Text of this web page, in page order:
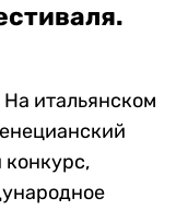
На итальянском
конкурс,